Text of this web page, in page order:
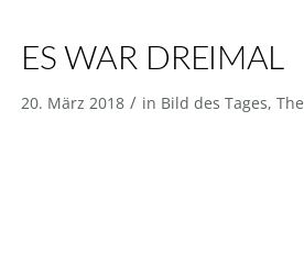
ES WAR DREIMAL
20. März 2018 / in Bild des Tages,